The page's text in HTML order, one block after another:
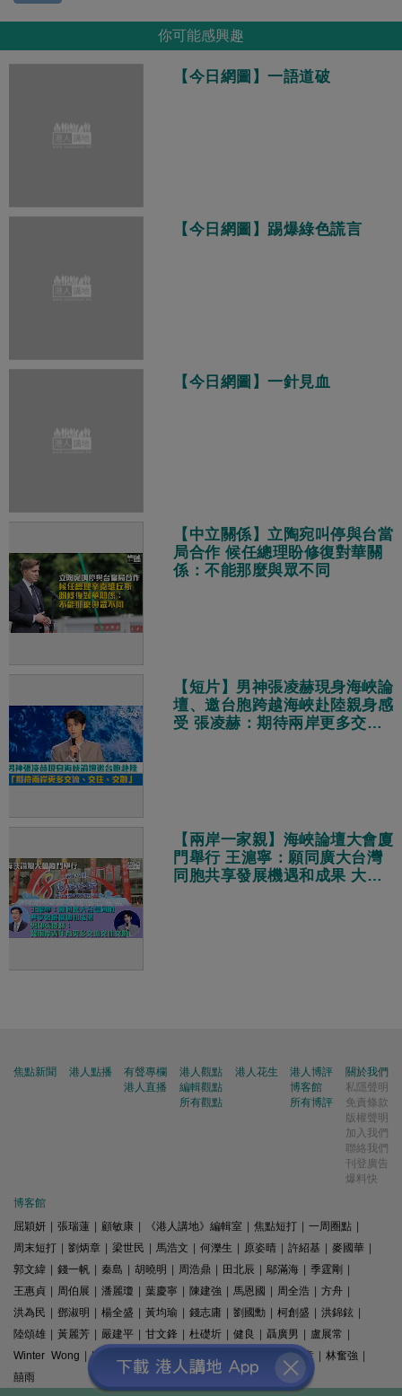
你可能感興趣
【今日網圖】一語道破
【今日網圖】踢爆綠色謊言
【今日網圖】一針見血
【中立關係】立陶宛叫停與台當
局合作 候任總理盼修復對華關
係：不能那麼與眾不同
【短片】男神張凌赫現身海峽論
壇、邀台胞跨越海峽赴陸親身感
受 張凌赫：期待兩岸更多交
【兩岸一家親】海峽論壇大會廈
門舉行 王滬寧：願同廣大台灣
同胞共享發展機遇和成果 大陸
焦點新聞 港人點播
有聲專欄
港人直播
港人觀點
編輯觀點
所有觀點
港人花生
港人博評
博客館
所有博評
關於我們
私隱聲明
免責條款
版權聲明
加入我們
聯絡我們
刊登廣告
爆料快
博客館
屈穎妍
張瑞蓮 顧敏康 《港人講地》編輯室 焦點短打 一周圈點
周末短打
劉炳章 梁世民 馬浩文 何濼生 原姿晴 許紹基 麥國華
郭文緯
錢一帆 秦島 胡曉明 周浩鼎 田北辰 鄔滿海 季霆剛
王惠貞
周伯展 潘麗瓊 葉慶寧 陳建強 馬恩國 周全浩 方舟
洪為民
鄧淑明 楊全盛 黃均瑜 錢志庸 劉國勳 柯創盛 洪錦鉉
陸頌雄
黃麗芳 嚴建平 甘文鋒 杜礎圻 健良 聶廣男 盧展常
Winter Wong
K2 梁文新 羅崑 姚銘 精選文章 林奮強
囍雨